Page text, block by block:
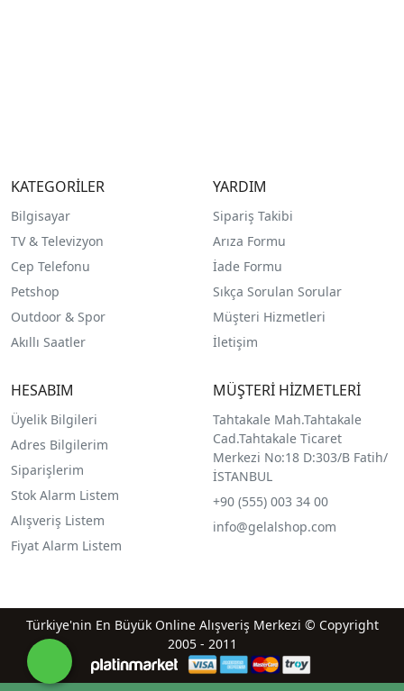
KATEGORİLER
Bilgisayar
TV & Televizyon
Cep Telefonu
Petshop
Outdoor & Spor
Akıllı Saatler
YARDIM
Sipariş Takibi
Arıza Formu
İade Formu
Sıkça Sorulan Sorular
Müşteri Hizmetleri
İletişim
HESABIM
Üyelik Bilgileri
Adres Bilgilerim
Siparişlerim
Stok Alarm Listem
Alışveriş Listem
Fiyat Alarm Listem
MÜŞTERİ HİZMETLERİ
Tahtakale Mah.Tahtakale
Cad.Tahtakale Ticaret
Merkezi No:18 D:303/B Fatih/
İSTANBUL
+90 (555) 003 34 00
info@gelalshop.com
Türkiye'nin En Büyük Online Alışveriş Merkezi © Copyright
2005 - 2011